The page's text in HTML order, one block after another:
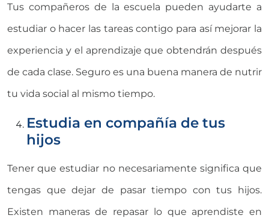
Tus compañeros de la escuela pueden ayudarte a
estudiar o hacer las tareas contigo para así mejorar la
experiencia y el aprendizaje que obtendrán después
de cada clase. Seguro es una buena manera de nutrir
tu vida social al mismo tiempo.
Estudia en compañía de tus
hijos
Tener que estudiar no necesariamente significa que
tengas que dejar de pasar tiempo con tus hijos.
Existen maneras de repasar lo que aprendiste en